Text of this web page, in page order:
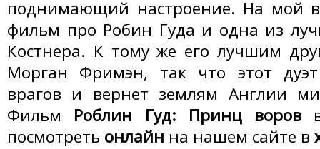
поднимающий настроение. На мой
фильм про Робин Гуда и одна из
Костнера. К тому же его лучшим
Морган Фримэн, так что этот
врагов и вернет землям Англии
Фильм Роблин Гуд: Принц воров
посмотреть онлайн на нашем сайте в